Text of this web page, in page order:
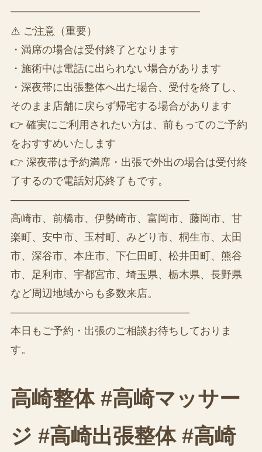
━━━━━━━━━━━━━━━━━━
⚠️ ご注意（重要）
・満席の場合は受付終了となります
・施術中は電話に出られない場合があります
・深夜帯に出張整体へ出た場合、受付を終了し、
そのまま店舗に戻らず帰宅する場合があります
👉 確実にご利用されたい方は、前もってのご予約
をおすすめいたします
👉️ 深夜帯は予約満席・出張で外出の場合は受付終
了するので電話対応終了もです。
—————————————————
高崎市、前橋市、伊勢崎市、富岡市、藤岡市、甘
楽町、安中市、玉村町、みどり市、桐生市、太田
市、深谷市、本庄市、下仁田町、松井田町、熊谷
市、足利市、宇都宮市、埼玉県、栃木県、長野県
など周辺地域からも多数来店。
—————————————————
本日もご予約・出張のご相談お待ちしておりま
す。
高崎整体 #高崎マッサー
ジ #高崎出張整体 #高崎